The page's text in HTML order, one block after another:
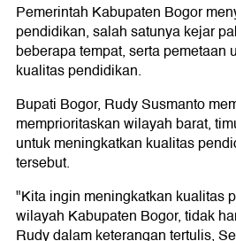
Pemerintah Kabupaten Bogor
pendidikan, salah satunya kejar
beberapa tempat, serta pemetaan
kualitas pendidikan.
Bupati Bogor, Rudy Susmanto
memprioritaskan wilayah barat,
untuk meningkatkan kualitas
tersebut.
"Kita ingin meningkatkan kualitas
wilayah Kabupaten Bogor, tidak
Rudy dalam keterangan tertulis,